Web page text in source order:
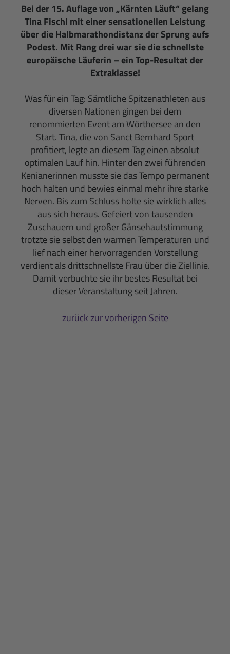
Bei der 15. Auflage von „Kärnten Läuft“ gelang
Tina Fischl mit einer sensationellen Leistung
über die Halbmarathondistanz der Sprung aufs
Podest. Mit Rang drei war sie die schnellste
europäische Läuferin – ein Top-Resultat der
Extraklasse!
Was für ein Tag: Sämtliche Spitzenathleten aus
diversen Nationen gingen bei dem
renommierten Event am Wörthersee an den
Start. Tina, die von Sanct Bernhard Sport
profitiert, legte an diesem Tag einen absolut
optimalen Lauf hin. Hinter den zwei führenden
Kenianerinnen musste sie das Tempo permanent
hoch halten und bewies einmal mehr ihre starke
Nerven. Bis zum Schluss holte sie wirklich alles
aus sich heraus. Gefeiert von tausenden
Zuschauern und großer Gänsehautstimmung
trotzte sie selbst den warmen Temperaturen und
lief nach einer hervorragenden Vorstellung
verdient als drittschnellste Frau über die Ziellinie.
Damit verbuchte sie ihr bestes Resultat bei
dieser Veranstaltung seit Jahren.
zurück zur vorherigen Seite